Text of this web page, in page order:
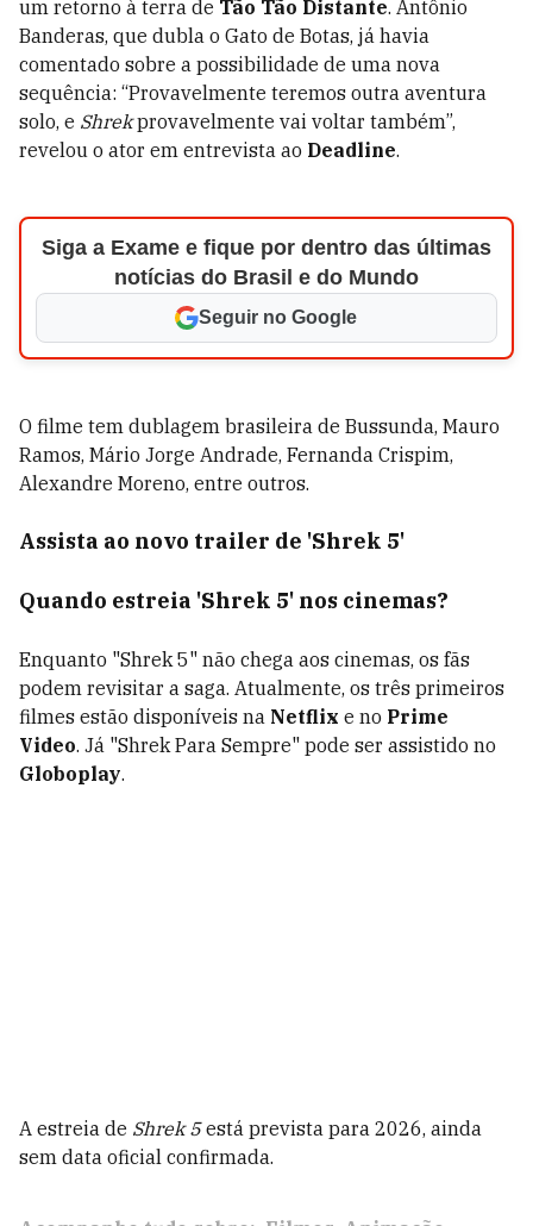
um retorno à terra de Tão Tão Distante. Antônio
Banderas, que dubla o Gato de Botas, já havia
comentado sobre a possibilidade de uma nova
sequência: “Provavelmente teremos outra aventura
solo, e Shrekprovavelmente vai voltar também”,
revelou o ator em entrevista ao Deadline.
Siga a Exame e fique por dentro das últimas
notícias do Brasil e do Mundo
Seguir no Google
O filme tem dublagem brasileira de Bussunda, Mauro
Ramos, Mário Jorge Andrade, Fernanda Crispim,
Alexandre Moreno, entre outros.
Assista ao novo trailer de 'Shrek 5'
Quando estreia 'Shrek 5' nos cinemas?
Enquanto "Shrek 5" não chega aos cinemas, os fãs
podem revisitar a saga. Atualmente, os três primeiros
filmes estão disponíveis na Netflix e no Prime
Video. Já "Shrek Para Sempre" pode ser assistido no
Globoplay.
A estreia de Shrek 5está prevista para 2026, ainda
sem data oficial confirmada.